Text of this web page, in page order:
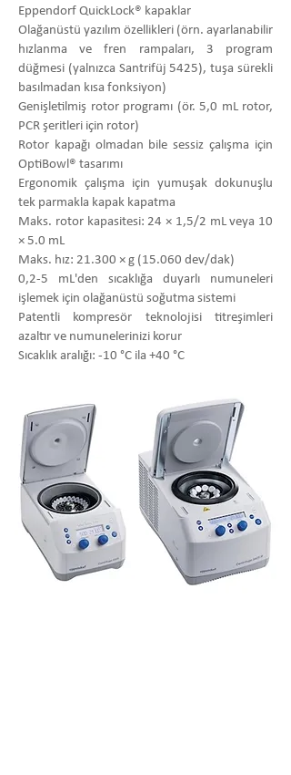
Eppendorf QuickLock® kapaklar
Olağanüstü yazılım özellikleri (örn. ayarlanabilir
hızlanma ve fren rampaları, 3 program
düğmesi (yalnızca Santrifüj 5425), tuşa sürekli
basılmadan kısa fonksiyon)
Genişletilmiş rotor programı (ör. 5,0 mL rotor,
PCR şeritleri için rotor)
Rotor kapağı olmadan bile sessiz çalışma için
OptiBowl® tasarımı
Ergonomik çalışma için yumuşak dokunuşlu
tek parmakla kapak kapatma
Maks. rotor kapasitesi: 24 × 1,5/2 mL veya 10
× 5.0 mL
Maks. hız: 21.300 × g (15.060 dev/dak)
0,2-5 mL'den sıcaklığa duyarlı numuneleri
işlemek için olağanüstü soğutma sistemi
Patentli kompresör teknolojisi titreşimleri
azaltır ve numunelerinizi korur
Sıcaklık aralığı: -10 °C ila +40 °C